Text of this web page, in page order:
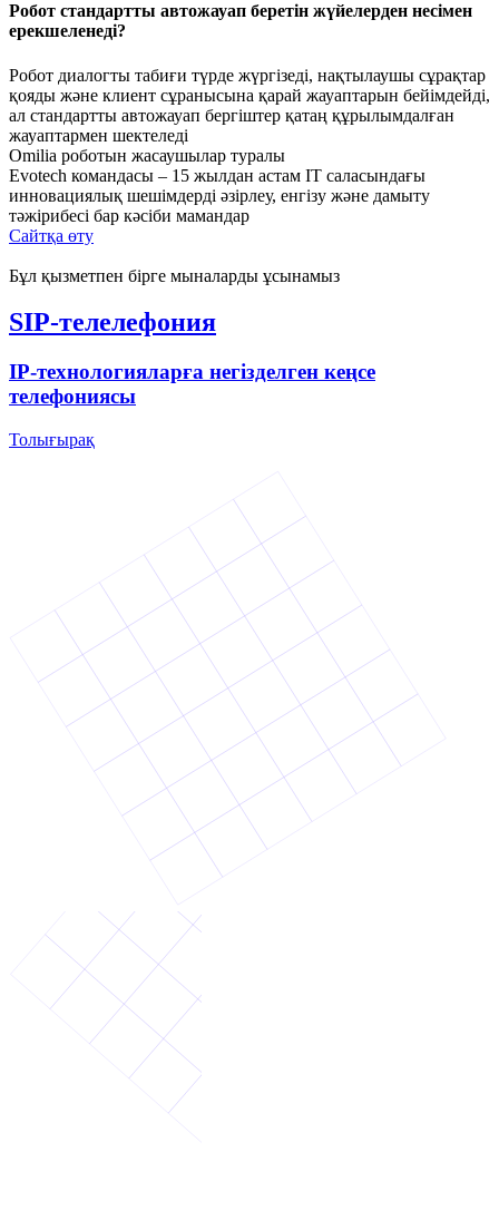
Робот стандартты автожауап беретін жүйелерден несімен
ерекшеленеді?
Робот диалогты табиғи түрде жүргізеді, нақтылаушы сұрақтар
қояды және клиент сұранысына қарай жауаптарын бейімдейді,
ал стандартты автожауап бергіштер қатаң құрылымдалған
жауаптармен шектеледі
Omilia роботын жасаушылар туралы
Evotech командасы – 15 жылдан астам IT саласындағы
инновациялық шешімдерді әзірлеу, енгізу және дамыту
тәжірибесі бар кәсіби мамандар
Сайтқа өту
Бұл қызметпен бірге мыналарды ұсынамыз
SIP-телелефония
IP-технологияларға негізделген кеңсе
телефониясы
Толығырақ